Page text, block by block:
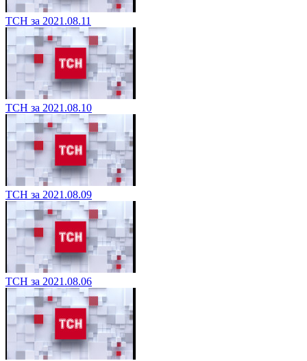
ТСН за 2021.08.11
ТСН за 2021.08.10
ТСН за 2021.08.09
ТСН за 2021.08.06